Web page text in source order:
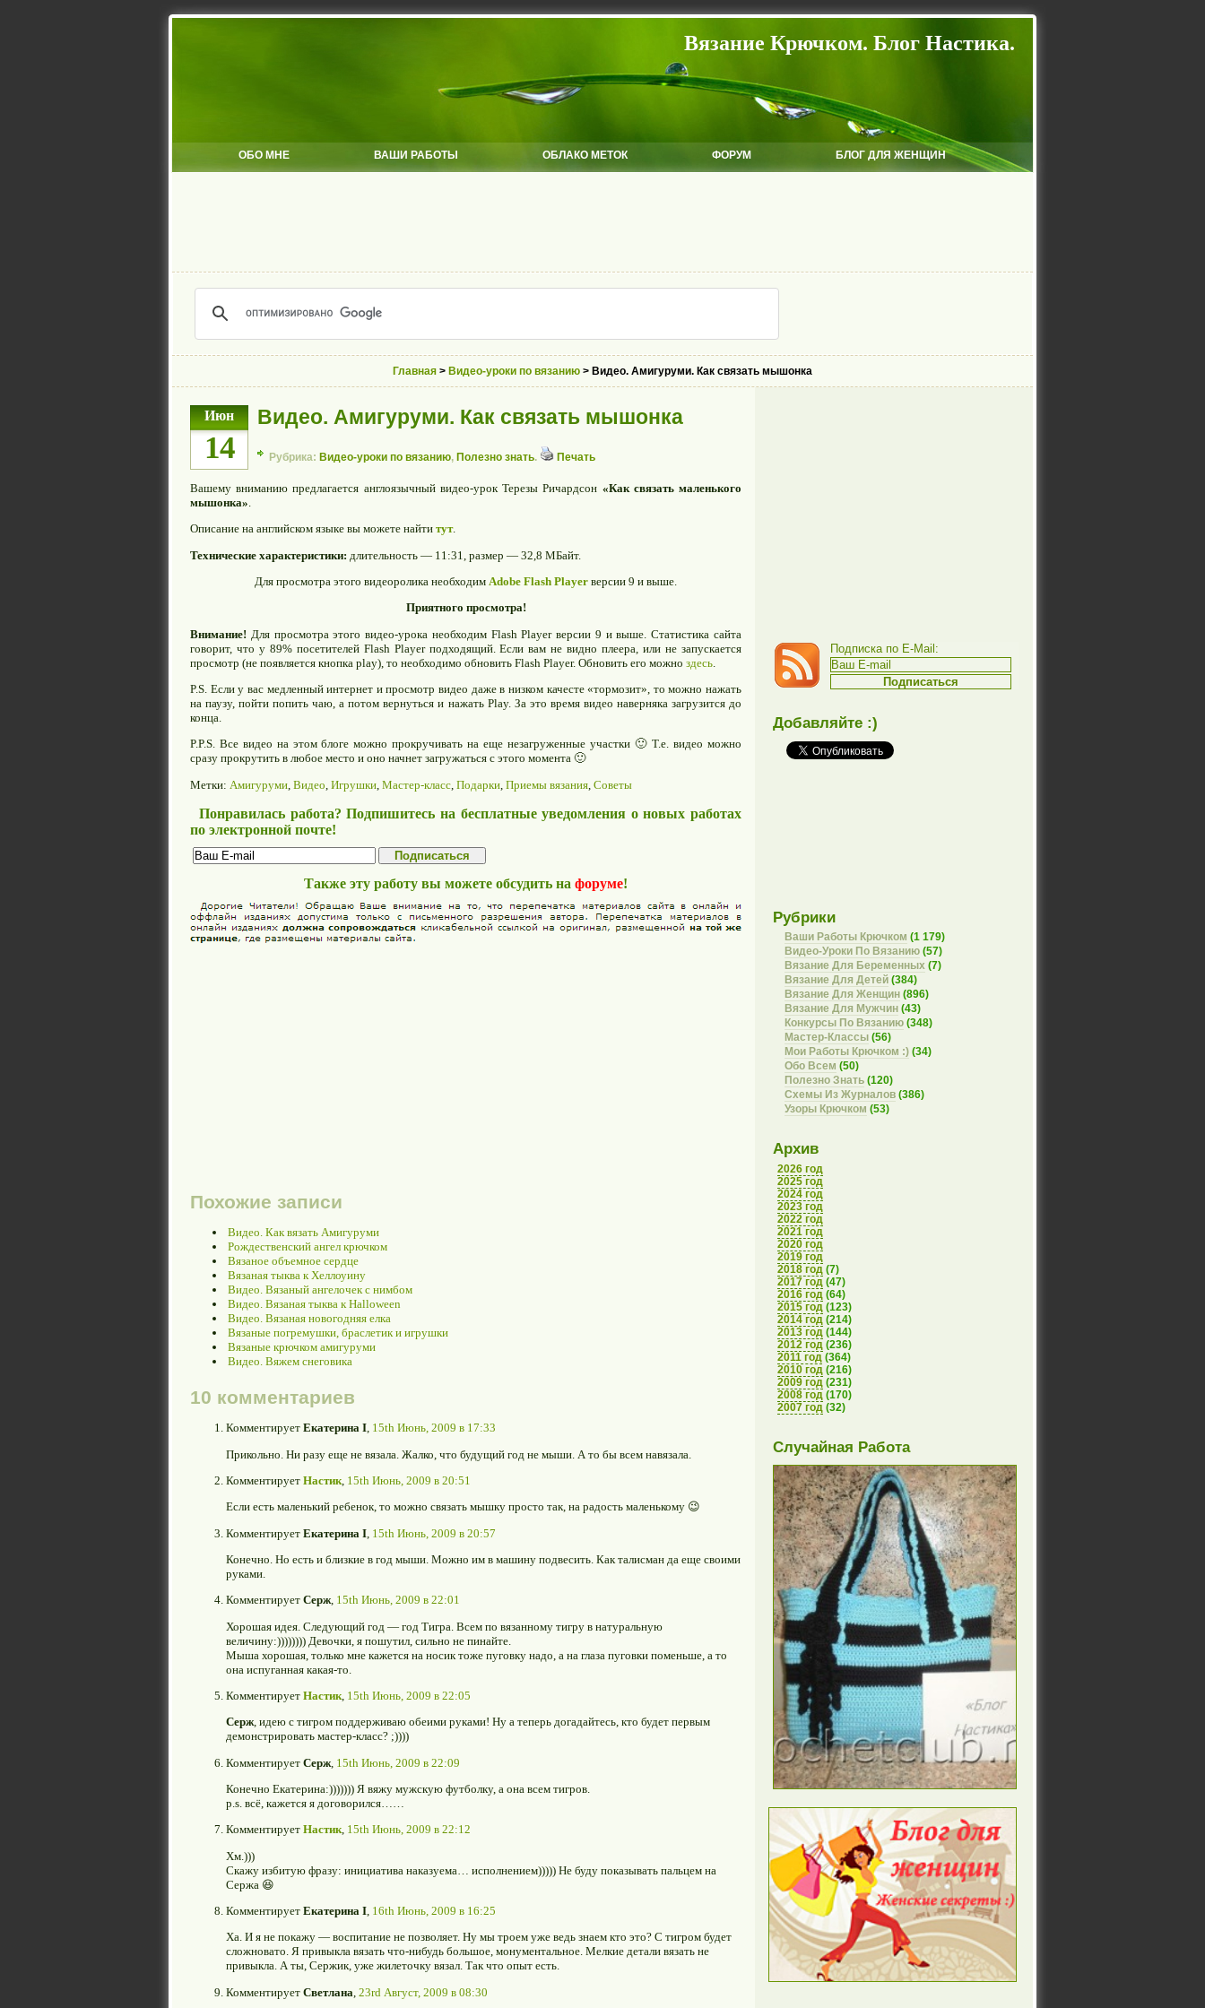
Вязание Крючком. Блог Настика.
ОБО МНЕ ВАШИ РАБОТЫ ОБЛАКО МЕТОК ФОРУМ БЛОГ ДЛЯ ЖЕНЩИН
Главная > Видео-уроки по вязанию > Видео. Амигуруми. Как связать мышонка
Июн
14
Видео. Амигуруми. Как связать мышонка
Рубрика: Видео-уроки по вязанию, Полезно знать. Печать
Вашему вниманию предлагается англоязычный видео-урок Терезы Ричардсон «Как связать маленького
мышонка».
Описание на английском языке вы можете найти тут.
Технические характеристики: длительность — 11:31, размер — 32,8 МБайт.
Для просмотра этого видеоролика необходим Adobe Flash Player версии 9 и выше.
Приятного просмотра!
Внимание! Для просмотра этого видео-урока необходим Flash Player версии 9 и выше. Статистика сайта
говорит, что у 89% посетителей Flash Player подходящий. Если вам не видно плеера, или не запускается
просмотр (не появляется кнопка play), то необходимо обновить Flash Player. Обновить его можно здесь
P.S. Если у вас медленный интернет и просмотр видео даже в низком качесте «тормозит», то можно нажать
на паузу, пойти попить чаю, а потом вернуться и нажать Play. За это время видео наверняка загрузится до
конца.
P.P.S. Все видео на этом блоге можно прокручивать на еще незагруженные участки 🙂 Т.е. видео можно
сразу прокрутить в любое место и оно начнет загружаться с этого момента 🙂
Метки: Амигуруми Видео Игрушки Мастер-класс Подарки Приемы вязания Советы
Понравилась работа? Подпишитесь на бесплатные уведомления о новых работах
по электронной почте!
Также эту работу вы можете обсудить на форуме!
Похожие записи
Видео. Как вязать Амигуруми
Рождественский ангел крючком
Вязаное объемное сердце
Вязаная тыква к Хеллоуину
Видео. Вязаный ангелочек с нимбом
Видео. Вязаная тыква к Halloween
Видео. Вязаная новогодняя елка
Вязаные погремушки, браслетик и игрушки
Вязаные крючком амигуруми
Видео. Вяжем снеговика
10 комментариев
Комментирует Екатерина I, 15th Июнь, 2009 в 17:33
Прикольно. Ни разу еще не вязала. Жалко, что будущий год не мыши. А то бы всем навязала.
Комментирует Настик 15th Июнь, 2009 в 20:51
Если есть маленький ребенок, то можно связать мышку просто так, на радость маленькому 😉
Комментирует Екатерина I 15th Июнь, 2009 в 20:57
Конечно. Но есть и близкие в год мыши. Можно им в машину подвесить. Как талисман да еще своими
руками.
Комментирует Серж, 15th Июнь, 2009 в 22:01
Хорошая идея. Следующий год — год Тигра. Всем по вязанному тигру в натуральную
величину:)))))))) Девочки, я пошутил, сильно не пинайте.
Мыша хорошая, только мне кажется на носик тоже пуговку надо, а на глаза пуговки поменьше, а то
она испуганная какая-то.
Комментирует Настик 15th Июнь, 2009 в 22:05
Серж, идею с тигром поддерживаю обеими руками! Ну а теперь догадайтесь, кто будет первым
демонстрировать мастер-класс? ;))))
Комментирует Серж 15th Июнь, 2009 в 22:09
Конечно Екатерина:))))))) Я вяжу мужскую футболку, а она всем тигров.
p.s. всё, кажется я договорился……
Комментирует Настик, 15th Июнь, 2009 в 22:12
Хм.)))
Скажу избитую фразу: инициатива наказуема… исполнением))))) Не буду показывать пальцем на
Сержа 😆
Комментирует Екатерина I 16th Июнь, 2009 в 16:25
Ха. И я не покажу — воспитание не позволяет. Ну мы троем уже ведь знаем кто это? С тигром будет
сложновато. Я привыкла вязать что-нибудь большое, монументальное. Мелкие детали вязать не
привыкла. А ты, Сержик, уже жилеточку вязал. Так что опыт есть.
Комментирует Светлана 23rd Август, 2009 в 08:30
Подписка по E-Mail:
Добавляйте :)
Рубрики
Ваши Работы Крючком (1 179)
Видео-Уроки По Вязанию (57)
Вязание Для Беременных (7)
Вязание Для Детей (384)
Вязание Для Женщин (896)
Вязание Для Мужчин (43)
Конкурсы По Вязанию (348)
Мастер-Классы (56)
Мои Работы Крючком :) (34)
Обо Всем (50)
Полезно Знать (120)
Схемы Из Журналов (386)
Узоры Крючком (53)
Архив
2026 год
2025 год
2024 год
2023 год
2022 год
2021 год
2020 год
2019 год
2018 год (7)
2017 год (47)
2016 год (64)
2015 год (123)
2014 год (214)
2013 год (144)
2012 год (236)
2011 год (364)
2010 год (216)
2009 год (231)
2008 год (170)
2007 год (32)
Случайная Работа